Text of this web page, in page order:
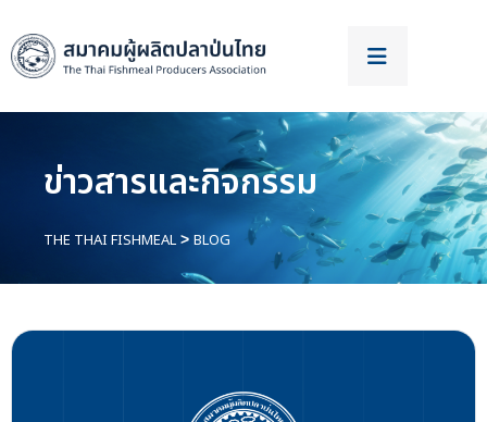
ข่าวสารและกิจกรรม
THE THAI FISHMEAL > BLOG